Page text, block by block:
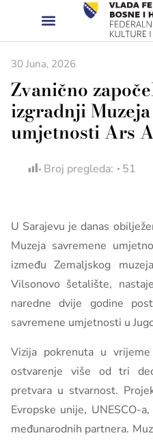
30 Juna, 2026
Zvanično
izgradnji
umjetnosti Ars
Broj pregleda: 51
U Sarajevu je danas
Muzeja savremene
između Zemaljskog
Vilsonovo šetalište,
naredne dvije godine
savremene umjetnosti u
Vizija pokrenuta u
ostvarenje više od tri
pretvara u stvarnost.
Evropske unije, UNESCO-
međunarodnih partnera.